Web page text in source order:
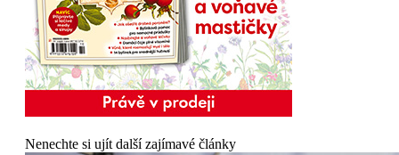
Nenechte si ujít další zajímavé články